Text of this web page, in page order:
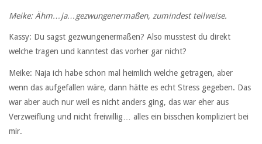
Meike: Ähm…ja…gezwungenermaßen, zumindest teilweise.
Kassy: Du sagst gezwungenermaßen? Also musstest du direkt
welche tragen und kanntest das vorher gar nicht?
Meike: Naja ich habe schon mal heimlich welche getragen, aber
wenn das aufgefallen wäre, dann hätte es echt Stress gegeben. Das
war aber auch nur weil es nicht anders ging, das war eher aus
Verzweiflung und nicht freiwillig… alles ein bisschen kompliziert bei
mir.